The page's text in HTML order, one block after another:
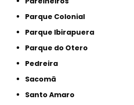
Parque Colonial
Parque Ibirapuera
Parque do Otero
Pedreira
Sacomã
Santo Amaro